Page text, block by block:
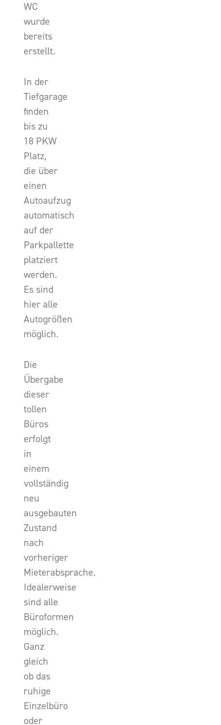
WC
wurde
bereits
erstellt.
In der
Tiefgarage
finden
bis zu
18 PKW
Platz,
die über
einen
Autoaufzug
automatisch
auf der
Parkpallette
platziert
werden.
Es sind
hier alle
Autogrößen
möglich.
Die
Übergabe
dieser
tollen
Büros
erfolgt
in
einem
vollständig
neu
ausgebauten
Zustand
nach
vorheriger
Mieterabsprache.
Idealerweise
sind alle
Büroformen
möglich.
Ganz
gleich
ob das
ruhige
Einzelbüro
oder